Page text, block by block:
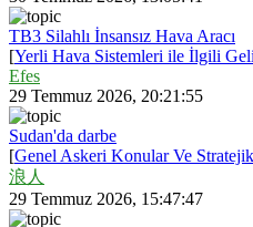
TB3 Silahlı İnsansız Hava Aracı
[Yerli Hava Sistemleri ile İlgili
Efes
29 Temmuz 2026, 20:21:55
Sudan'da darbe
[Genel Askeri Konular Ve
浪人
29 Temmuz 2026, 15:47:47